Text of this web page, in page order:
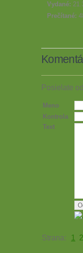
Vydané:
Prečítané:
Posielate
Meno
Kontrola
Text
Strana: 1 2